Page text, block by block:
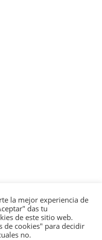
Boletín
la mejor experiencia de
das tu
de este sitio web.
de cookies" para decidir
no.